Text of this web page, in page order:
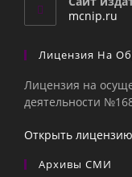
mcnip.ru
Лицензия На
Лицензия на
деятельности
Открыть лицензию
Архивы СМИ